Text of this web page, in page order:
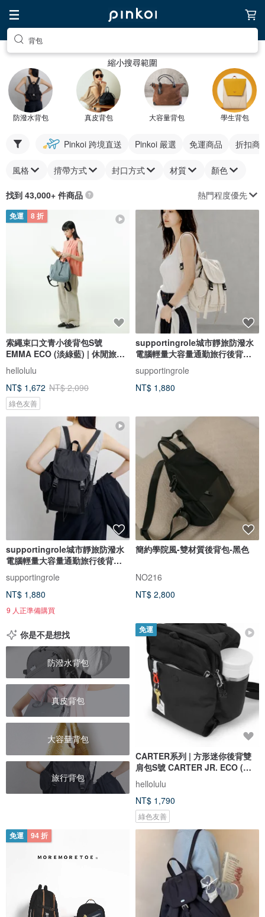
背包
縮小搜尋範圍
防潑水背包 真皮背包 大容量背包 學生背包
Pinkoi 跨境直送 Pinkoi 嚴選 免運商品 折扣商
風格 揹帶方式 封口方式 材質 顏色
找到 43,000+ 件商品 熱門程度優先
免運 8 折
索繩束口文青小後背包S號
EMMA ECO (淡綠藍) | 休閒旅行
雙肩包
hellolulu
NT$ 1,672 NT$ 2,090
綠色友善
supportingrole城市靜旅防潑水
電腦輕量大容量通勤旅行後背包
supportingrole
NT$ 1,880
supportingrole城市靜旅防潑水
電腦輕量大容量通勤旅行後背包
supportingrole
NT$ 1,880
9 人正準備購買
簡約學院風-雙材質後背包-黑色
NO216
NT$ 2,800
你是不是想找
防潑水背包
真皮背包
大容量背包
旅行背包
免運
CARTER系列 | 方形迷你後背雙
肩包S號 CARTER JR. ECO (暗
黑)
hellolulu
NT$ 1,790
綠色友善
免運 94 折